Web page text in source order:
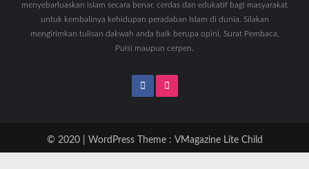
menyebarluaskan islam secara benar, cerdas dan edukatif bagi masyarakat
untuk kembalinya kehidupan peradaban Islam di dunia. Silakan
mengirimkan tulisan dakwah anda baik berupa opini, Surat Pembaca,
Puisi maupun cerpen.
© 2020 | WordPress Theme : VMagazine Lite Child